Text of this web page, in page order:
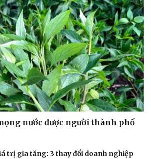
nước được người thành phố
trị gia tăng: 3 thay đổi doanh nghiệp